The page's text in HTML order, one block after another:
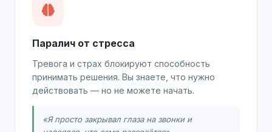
Паралич от стресса
Тревога и страх блокируют способность
принимать решения. Вы знаете, что нужно
действовать — но не можете начать.
«Я просто закрывал глаза на звонки и